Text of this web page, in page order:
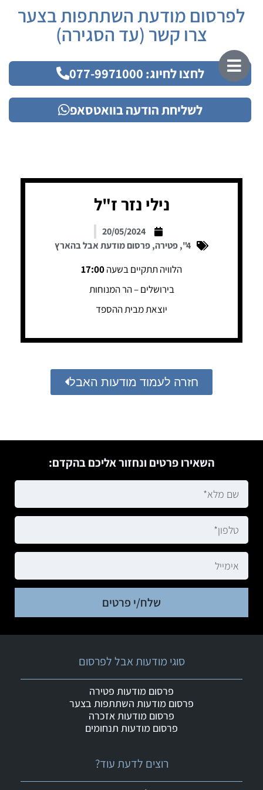
לפרסום מודעת השתתפות בצער
צרו קשר (עד הסגירה)
לחצו לחיוג: 077-9971000
לשליחת הודעה בוואטסאפ
נילי נזר ז"ל
20/05/2024
4"
,פטירה,פרסום מודעת אבל בהארץ
הלוויה תתקיים בשעה17:00
בירושלים – הר המנוחות
יוצאת מבית ההספד
חזרה לעמוד מודעות האבל
השאירו פרטים ונחזור אליכם בהקדם:
שלח/י פרטים
רוצים לדעת עוד?
סוגי מודעות אבל לפרסום
פרסום מודעות פטירה
פרסום מודעות השתתפות בצער
פרסום מודעות אזכרה
פרסום מודעות תנחומים